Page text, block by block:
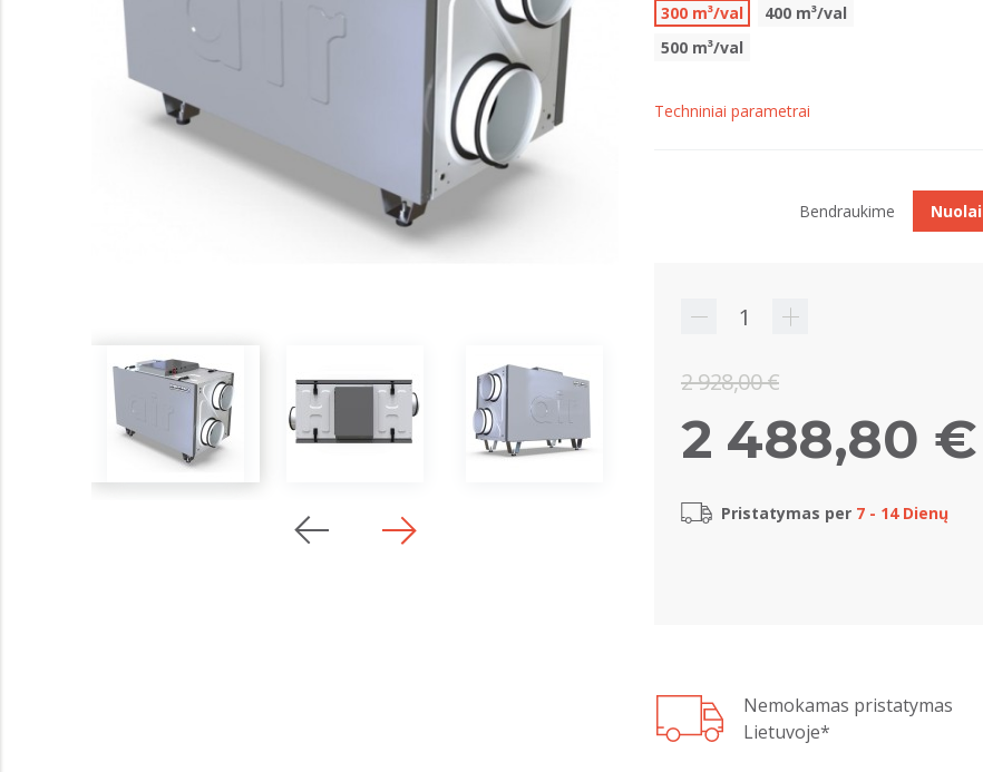
300 m³/val
400 m³/val
500 m³/val
Techniniai parametrai
2 928,00 €
2 488,80 €
Pristatymas per 7 - 14 Dienų
Nemokamas pristatymas
Lietuvoje*
Bendraukime